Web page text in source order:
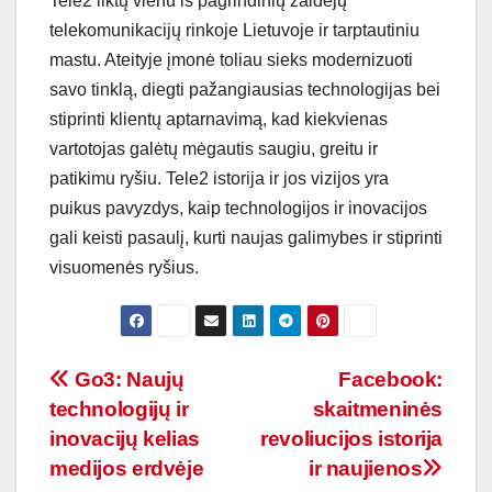
telekomunikacijų rinkoje Lietuvoje ir tarptautiniu
mastu. Ateityje įmonė toliau sieks modernizuoti
savo tinklą, diegti pažangiausias technologijas bei
stiprinti klientų aptarnavimą, kad kiekvienas
vartotojas galėtų mėgautis saugiu, greitu ir
patikimu ryšiu. Tele2 istorija ir jos vizijos yra
puikus pavyzdys, kaip technologijos ir inovacijos
gali keisti pasaulį, kurti naujas galimybes ir stiprinti
visuomenės ryšius.
Navigacija
tarp
įrašų
Facebook:
skaitmeninės
revoliucijos istorija
ir naujienos
Go3: Naujų
technologijų ir
inovacijų kelias
medijos erdvėje